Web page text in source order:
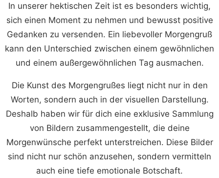
In unserer hektischen Zeit ist es besonders wichtig,
sich einen Moment zu nehmen und bewusst positive
Gedanken zu versenden. Ein liebevoller Morgengruß
kann den Unterschied zwischen einem gewöhnlichen
und einem außergewöhnlichen Tag ausmachen.
Die Kunst des Morgengrußes liegt nicht nur in den
Worten, sondern auch in der visuellen Darstellung.
Deshalb haben wir für dich eine exklusive Sammlung
von Bildern zusammengestellt, die deine
Morgenwünsche perfekt unterstreichen. Diese Bilder
sind nicht nur schön anzusehen, sondern vermitteln
auch eine tiefe emotionale Botschaft.